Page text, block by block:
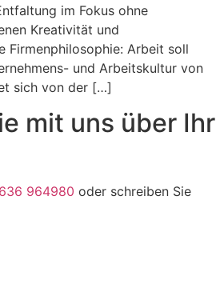
im Fokus ohne
Kreativität und
Firmenphilosophie: Arbeit soll
und Arbeitskultur von
sich von der […]
mit uns über Ihr
964980 oder schreiben Sie